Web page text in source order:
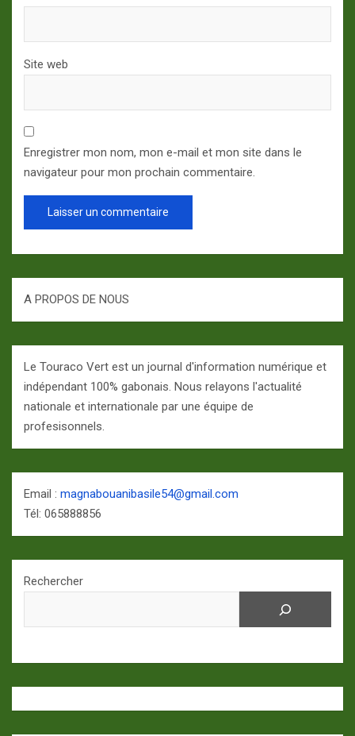
Site web
Enregistrer mon nom, mon e-mail et mon site dans le
navigateur pour mon prochain commentaire.
A PROPOS DE NOUS
Le Touraco Vert est un journal d'information numérique et
indépendant 100% gabonais. Nous relayons l'actualité
nationale et internationale par une équipe de
profesisonnels.
Email : magnabouanibasile54@gmail.com
Tél: 065888856
Rechercher